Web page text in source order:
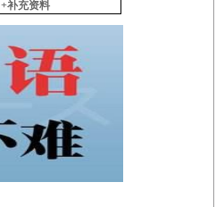
+补充资料